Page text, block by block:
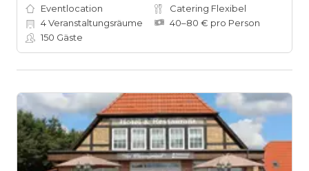
Eventlocation
Catering Flexibel
4Veranstaltungsräume
40–80 € pro Person
150 Gäste